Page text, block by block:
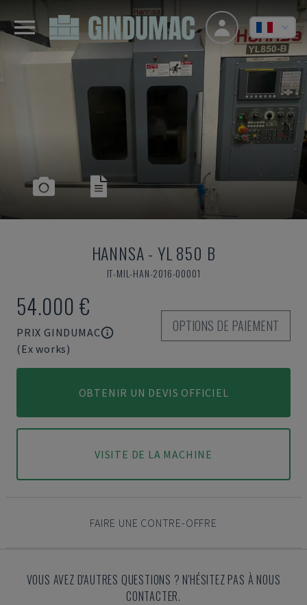
HANNSA- YL 850 B
IT-MIL-HAN-2016-00001
54.000 €
PRIX GINDUMAC
(Ex works)
OPTIONS DE PAIEMENT
OBTENIR UN DEVIS OFFICIEL
VISITE DE LA MACHINE
FAIRE UNE CONTRE-OFFRE
VOUS AVEZ D'AUTRES QUESTIONS ? N'HÉSITEZ PAS À NOUS
CONTACTER.